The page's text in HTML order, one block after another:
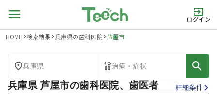
ログイン
HOME 検索結果 兵庫県の歯科医院 芦屋市
兵庫県 治療・症状
兵庫県 芦屋市の歯科医院、歯医者 詳細条件